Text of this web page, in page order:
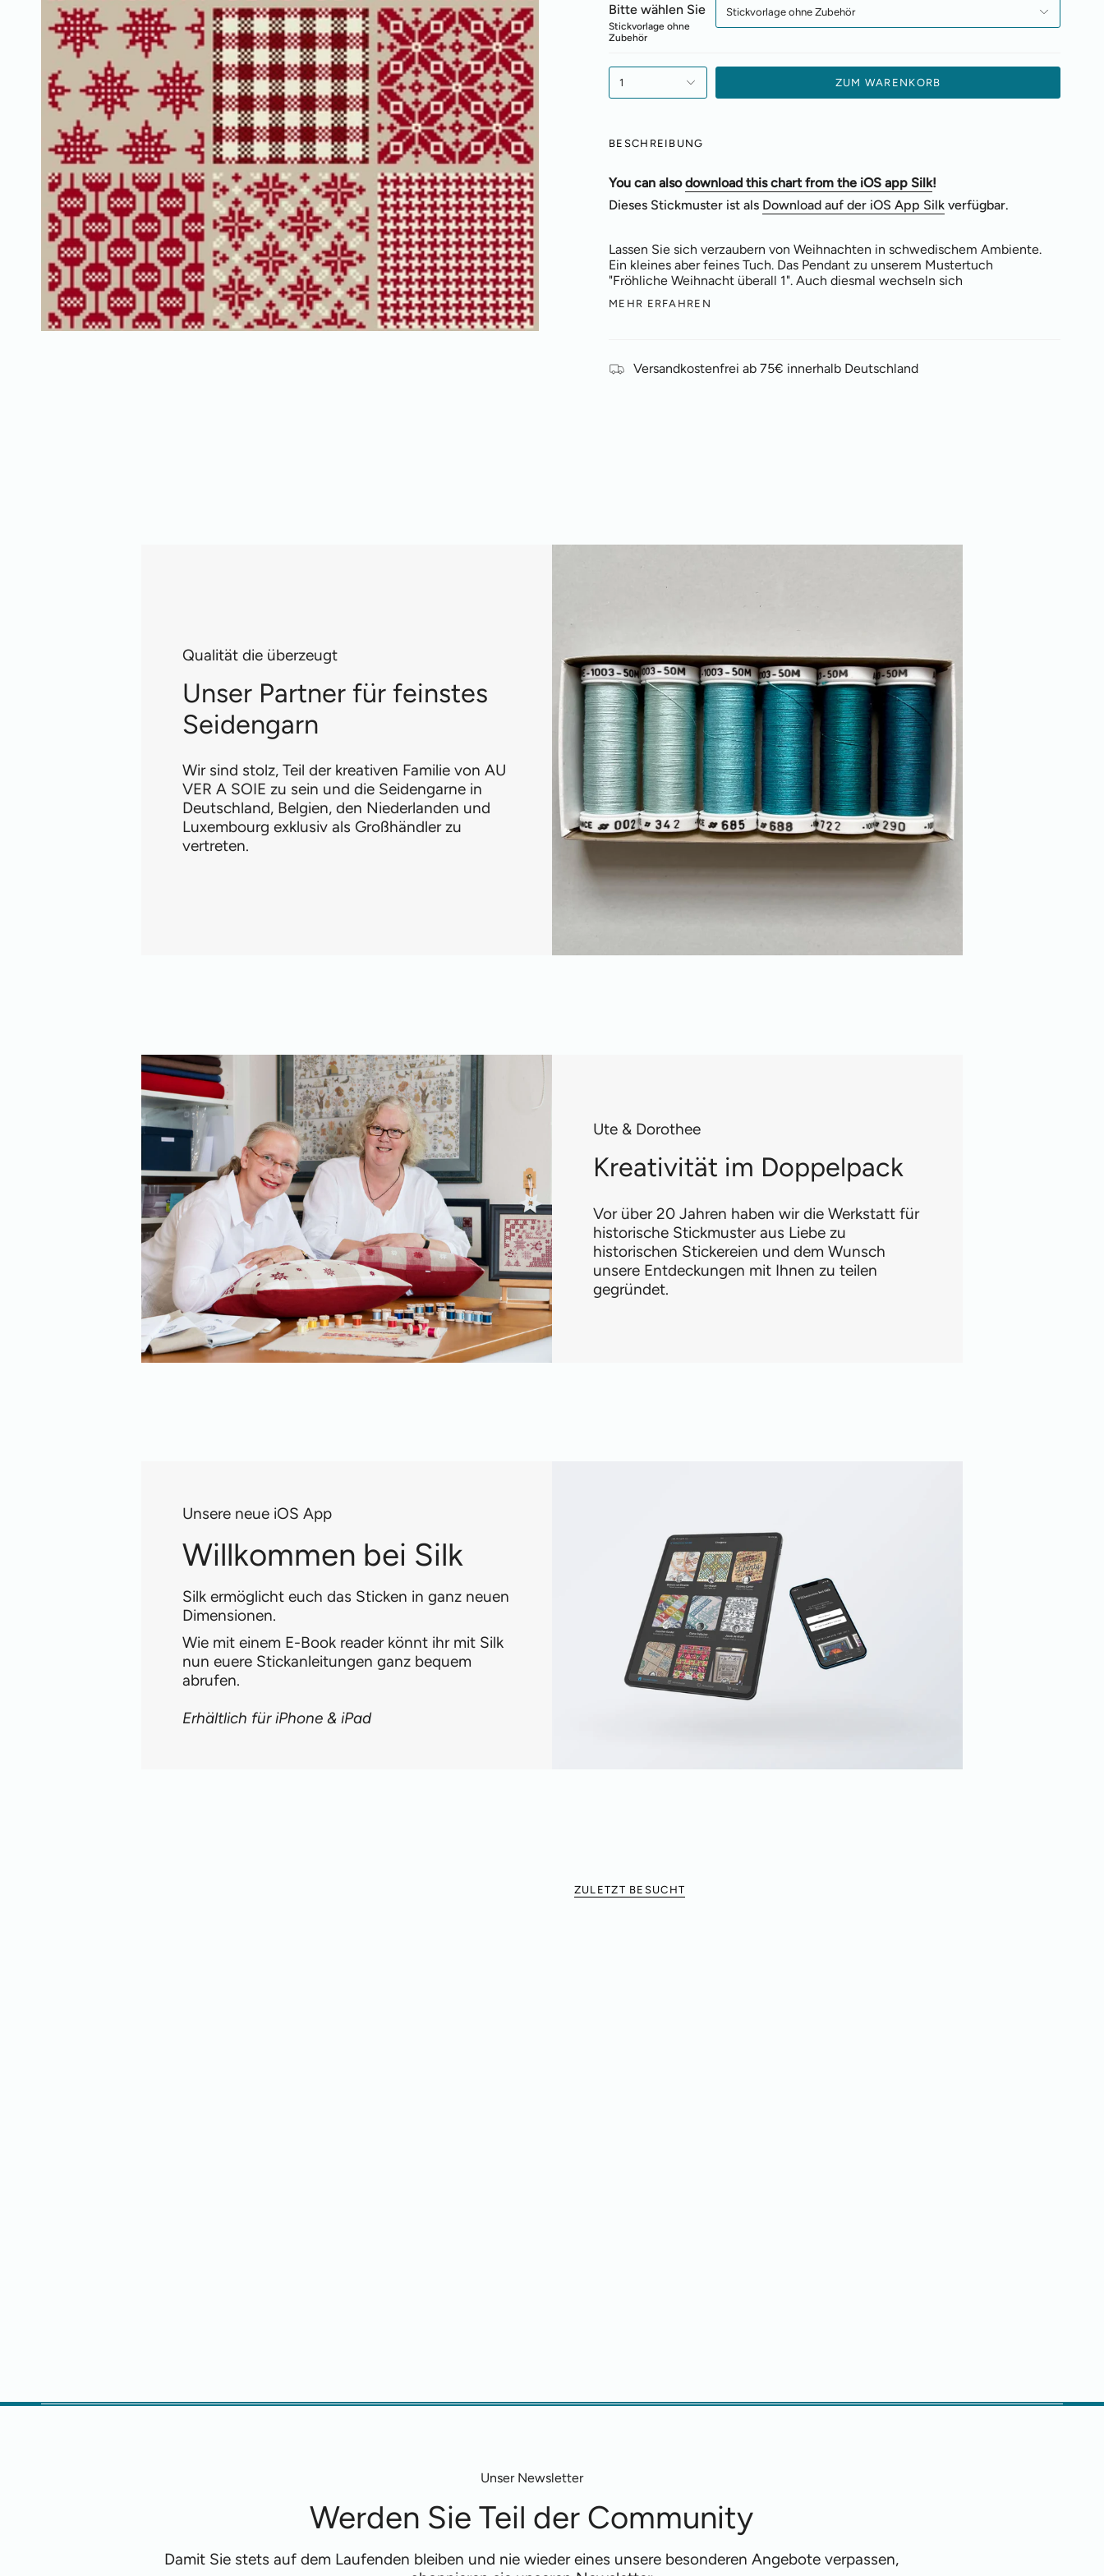
Bitte wählen Sie
Stickvorlage ohne
Zubehör
Stickvorlage ohne Zubehör
1 ZUM WARENKORB
BESCHREIBUNG
You can also download this chart from the iOS app Silk!
Dieses Stickmuster ist als Download auf der iOS App Silk verfügbar.
Lassen Sie sich verzaubern von Weihnachten in schwedischem Ambiente.
Ein kleines aber feines Tuch. Das Pendant zu unserem Mustertuch
"Fröhliche Weihnacht überall 1". Auch diesmal wechseln sich
MEHR ERFAHREN
Versandkostenfrei ab 75€ innerhalb Deutschland
Qualität die überzeugt
Unser Partner für feinstes
Seidengarn
Wir sind stolz, Teil der kreativen Familie von AU
VER A SOIE zu sein und die Seidengarne in
Deutschland, Belgien, den Niederlanden und
Luxembourg exklusiv als Großhändler zu
vertreten.
Ute & Dorothee
Kreativität im Doppelpack
Vor über 20 Jahren haben wir die Werkstatt für
historische Stickmuster aus Liebe zu
historischen Stickereien und dem Wunsch
unsere Entdeckungen mit Ihnen zu teilen
gegründet.
Unsere neue iOS App
Willkommen bei Silk
Silk ermöglicht euch das Sticken in ganz neuen
Dimensionen.
Wie mit einem E-Book reader könnt ihr mit Silk
nun euere Stickanleitungen ganz bequem
abrufen.
Erhältlich für iPhone & iPad
ZULETZT BESUCHT
Unser Newsletter
Werden Sie Teil der Community
Damit Sie stets auf dem Laufenden bleiben und nie wieder eines unsere besonderen Angebote verpassen,